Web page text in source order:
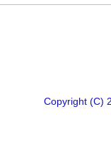
Copyright (C)